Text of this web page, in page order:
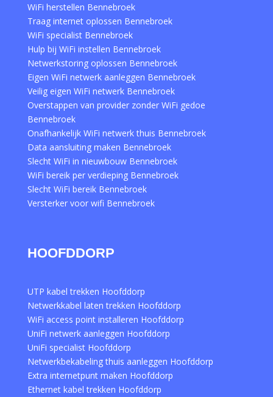
WiFi herstellen Bennebroek
Traag internet oplossen Bennebroek
WiFi specialist Bennebroek
Hulp bij WiFi instellen Bennebroek
Netwerkstoring oplossen Bennebroek
Eigen WiFi netwerk aanleggen Bennebroek
Veilig eigen WiFi netwerk Bennebroek
Overstappen van provider zonder WiFi gedoe
Bennebroek
Onafhankelijk WiFi netwerk thuis Bennebroek
Data aansluiting maken Bennebroek
Slecht WiFi in nieuwbouw Bennebroek
WiFi bereik per verdieping Bennebroek
Slecht WiFi bereik Bennebroek
Versterker voor wifi Bennebroek
HOOFDDORP
UTP kabel trekken Hoofddorp
Netwerkkabel laten trekken Hoofddorp
WiFi access point installeren Hoofddorp
UniFi netwerk aanleggen Hoofddorp
UniFi specialist Hoofddorp
Netwerkbekabeling thuis aanleggen Hoofddorp
Extra internetpunt maken Hoofddorp
Ethernet kabel trekken Hoofddorp